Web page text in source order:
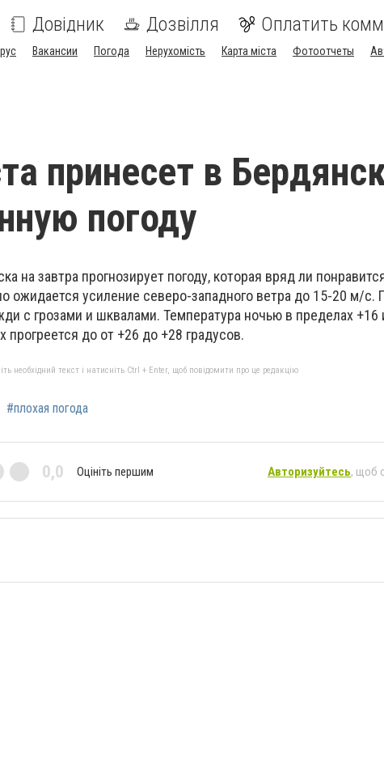
Довідник Дозвілля Оплатить
Вакансии Погода Нерухомість Карта міста Фотоотчеты
принесет в
погоду
на завтра прогнозирует погоду, которая вряд ли
ожидается усиление северо-западного ветра до 15-20 м/с.
с грозами и шквалами. Температура ночью в пределах +16
прогреется до от +26 до +28 градусов.
необхідний текст і натисніть Ctrl + Enter, щоб повідомити про це редакцію
#плохая погода
0,0 Оцініть першим Авторизуйтесь, щоб